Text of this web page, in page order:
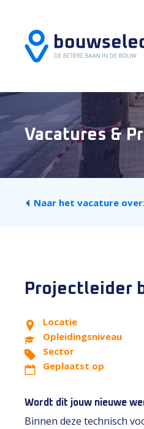
Vacatures &
Naar het vacature
Projectleider
Locatie
Opleidingsniveau
Sector
Geplaatst op
Wordt dit jouw nieuwe
Binnen deze technisch